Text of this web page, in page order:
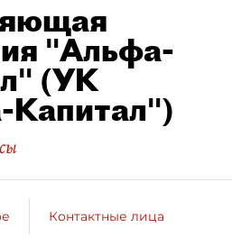
"Альфа-
(УК
Капитал")
Контактные лица